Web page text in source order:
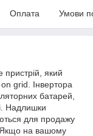
Оплата Умови
який
grid. Інвертора
батарей,
Надлишки
для продажу
на вашому